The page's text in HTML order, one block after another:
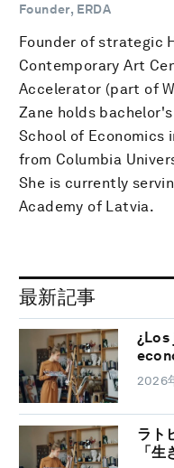
Founder, ERDA
Founder of strategic
Contemporary Art
Accelerator (part of
Zane holds
School of Economics
from Columbia
She is currently
Academy of Latvia.
最新記事
¿Los
2026
ラト
「生